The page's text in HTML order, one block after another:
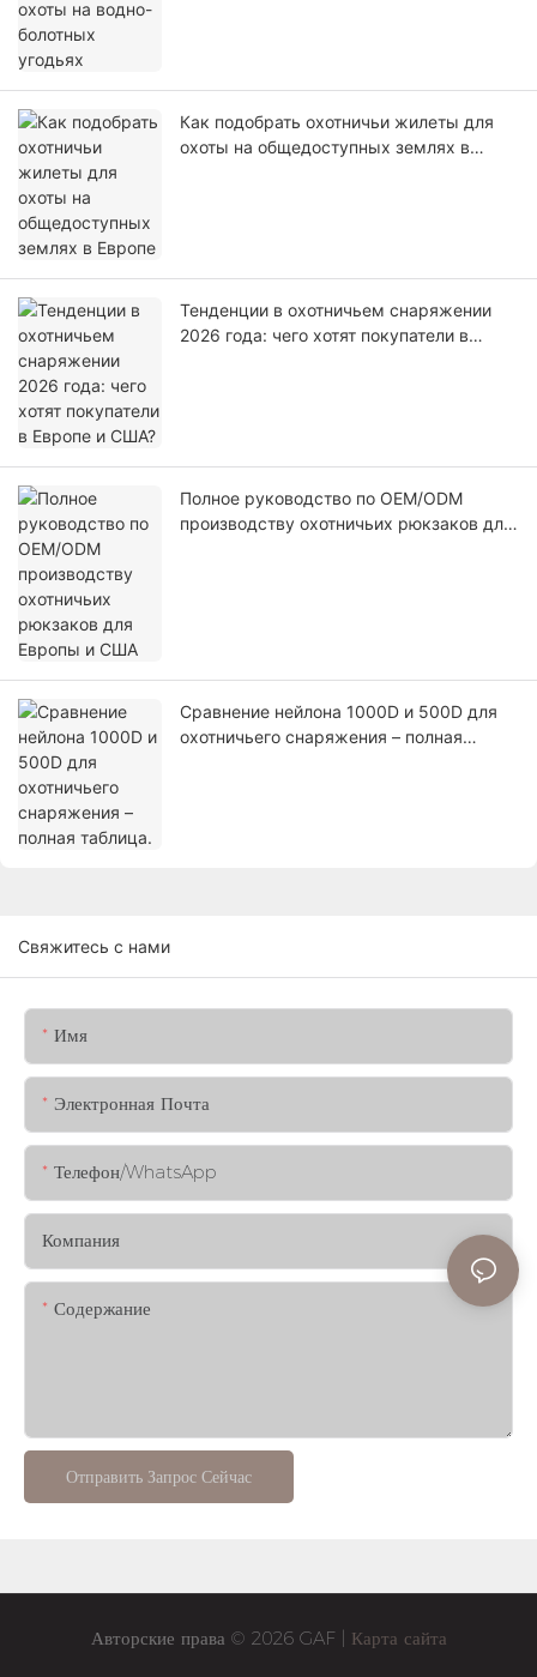
Как подобрать охотничьи жилеты для
охоты на общедоступных землях в
Тенденции в охотничьем снаряжении
2026 года: чего хотят покупатели в
Полное руководство по OEM/ODM
производству охотничьих рюкзаков для
Сравнение нейлона 1000D и 500D для
охотничьего снаряжения – полная
Свяжитесь с нами
Имя
Электронная Почта
Телефон/WhatsApp
Компания
Содержание
Отправить Запрос Сейчас
Авторские права © 2026 GAF | Карта сайта